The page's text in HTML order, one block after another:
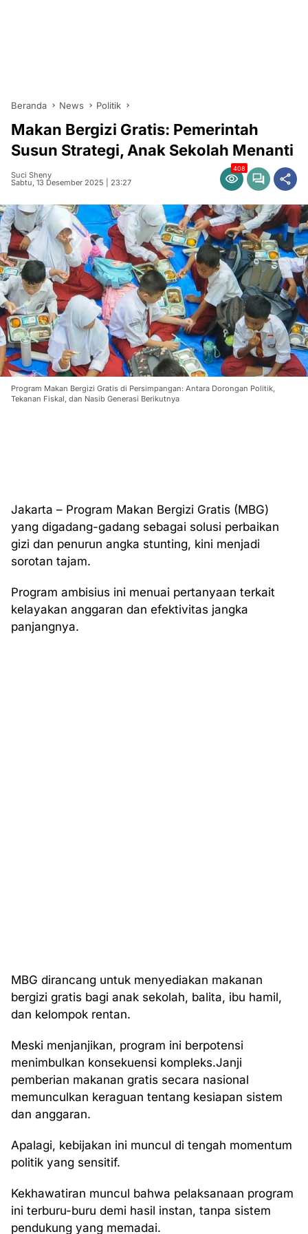
Beranda News Politik
Makan Bergizi Gratis: Pemerintah
Susun Strategi, Anak Sekolah Menanti
Suci Sheny
Sabtu, 13 Desember 2025 | 23:27
408
Program Makan Bergizi Gratis di Persimpangan: Antara Dorongan Politik,
Tekanan Fiskal, dan Nasib Generasi Berikutnya
Jakarta – Program Makan Bergizi Gratis (MBG)
yang digadang-gadang sebagai solusi perbaikan
gizi dan penurun angka stunting, kini menjadi
sorotan tajam.
Program ambisius ini menuai pertanyaan terkait
kelayakan anggaran dan efektivitas jangka
panjangnya.
MBG dirancang untuk menyediakan makanan
bergizi gratis bagi anak sekolah, balita, ibu hamil,
dan kelompok rentan.
Meski menjanjikan, program ini berpotensi
menimbulkan konsekuensi kompleks.Janji
pemberian makanan gratis secara nasional
memunculkan keraguan tentang kesiapan sistem
dan anggaran.
Apalagi, kebijakan ini muncul di tengah momentum
politik yang sensitif.
Kekhawatiran muncul bahwa pelaksanaan program
ini terburu-buru demi hasil instan, tanpa sistem
pendukung yang memadai.